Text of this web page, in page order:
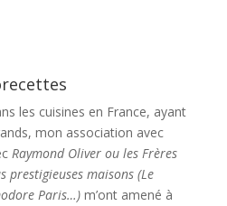
les cuisines en France, ayant
mon association avec
Raymond Oliver ou les Frères
prestigieuses maisons (Le
Paris…)m’ont amené à